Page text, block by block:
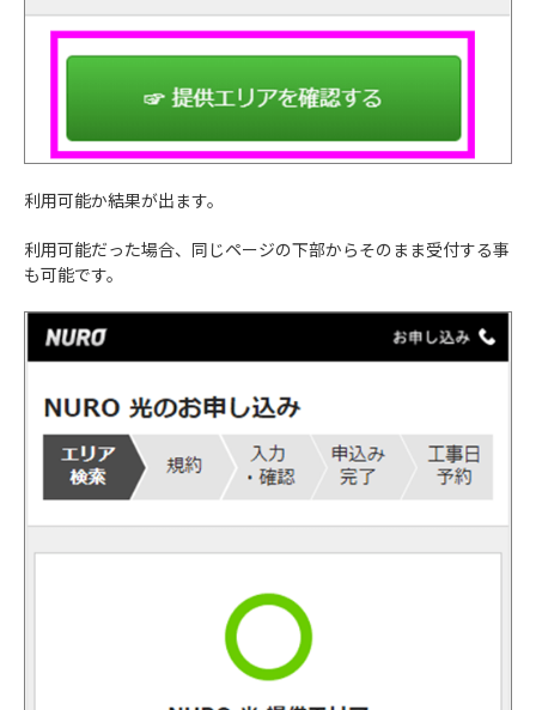
利用可能か結果が出ます。
利用可能だった場合、同じページの下部からそのまま受付する事
も可能です。